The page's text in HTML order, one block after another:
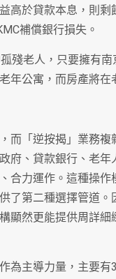
高於貸款本息，則
補償銀行損失。
殘老人，只要擁有
年公寓，而房產將在
而「逆按揭」業務
府、貸款銀行、老
合力運作。這種操
了第二種選擇管道
顯然更能提供周詳細
為主導力量，主要